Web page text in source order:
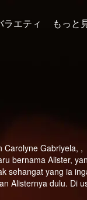
ラエティ もっと
Carolyne Gabriyela, ,
bernama Alister,
sehangat yang ia
Alisternya dulu. Di